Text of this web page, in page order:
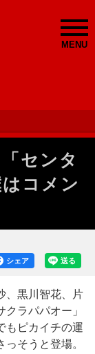
MENU
センタ
コメン
送る
シェア
黒川智花、片
ラパパオー」
もピカイチの運
そうと登場。